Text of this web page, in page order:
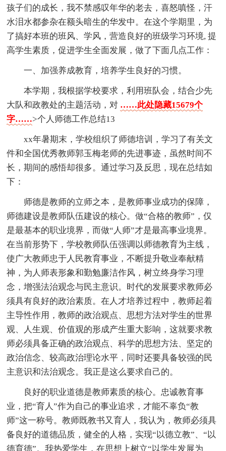
孩子们的成长，我不禁感叹年华的老去，喜怒嗔怪，汗
水泪水都参杂在额头暗生的华发中。在这个学期里，为
了搞好本班的班风、学风，营造良好的班级学习环境, 提
高学生素质，促进学生全面发展，做了下面几点工作：
一、加强养成教育，培养学生良好的习惯。
本学期，我根据学校要求，利用班队会，结合少先
大队和政教处的主题活动，对 ……此处隐藏15679个
字……>个人师德工作总结13
xx年暑期末，学校组织了师德培训，学习了有关文
件和全国优秀教师郭玉梅老师的先进事迹，虽然时间不
长，期间的感悟却很多。通过学习及反思，现在总结如
下：
师德是教师的立师之本，是教师事业成功的保障，
师德建设是教师队伍建设的核心。做“合格的教师”，仅
是最基本的职业境界，而做“人师”才是最高事业境界。
在当前形势下，学校教师队伍强调以师德教育为主线，
使广大教师忠于人民教育事业，不断提升敬业奉献精
神，为人师表形象和勤勉廉洁作风，树立终身学习理
念，增强法治观念与民主意识。时代的发展要求教师必
须具有良好的政治素质。在人才培养过程中，教师起着
主导性作用，教师的政治观点、思想方法对学生的世界
观、人生观、价值观的形成产生重大影响，这就要求教
师必须具备正确的政治观点、科学的思想方法、坚定的
政治信念、较高政治理论水平，同时还要具备较强的民
主意识和法治观念。我正是这么要求自己的。
良好的职业道德是教师素质的核心。忠诚教育事
业，把“育人”作为自己的事业追求，才能不辜负“教
师”这一称号。教师既教书又育人，我认为，教师必须具
备良好的道德品质，健全的人格，实现“以德立教”、“以
德育德”。我热爱学生，在思想上树立“以学生发展为